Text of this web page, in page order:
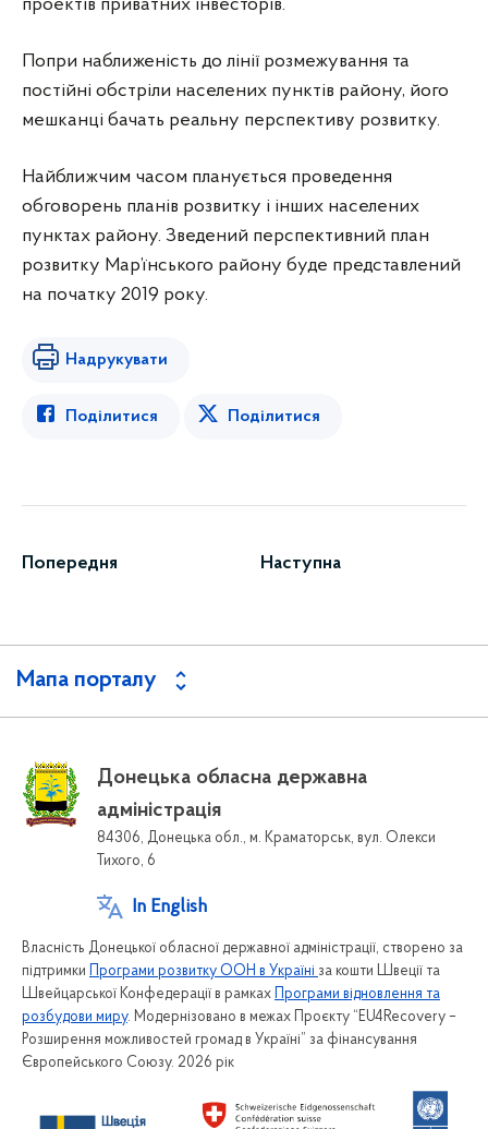
проектів приватних інвесторів.
Попри наближеність до лінії розмежування та
постійні обстріли населених пунктів району, його
мешканці бачать реальну перспективу розвитку.
Найближчим часом планується проведення
обговорень планів розвитку і інших населених
пунктах району. Зведений перспективний план
розвитку Мар’їнського району буде представлений
на початку 2019 року.
Надрукувати
Поділитися Поділитися
Попередня Наступна
Мапа порталу
Донецька обласна державна
адміністрація
84306, Донецька обл., м. Краматорськ, вул. Олекси
Тихого, 6
In English
Власність Донецької обласної державної адміністрації, створено за
підтримки Програми розвитку ООН в Україні за кошти Швеції та
Швейцарської Конфедерації в рамках Програми відновлення та
розбудови миру. Модернізовано в межах Проєкту “EU4Recovery –
Розширення можливостей громад в Україні” за фінансування
Європейського Союзу. 2026 рік